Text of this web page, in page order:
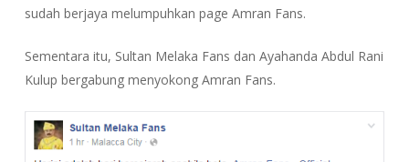
sudah berjaya melumpuhkan page Amran Fans.
Sementara itu, Sultan Melaka Fans dan Ayahanda Abdul Rani
Kulup bergabung menyokong Amran Fans.